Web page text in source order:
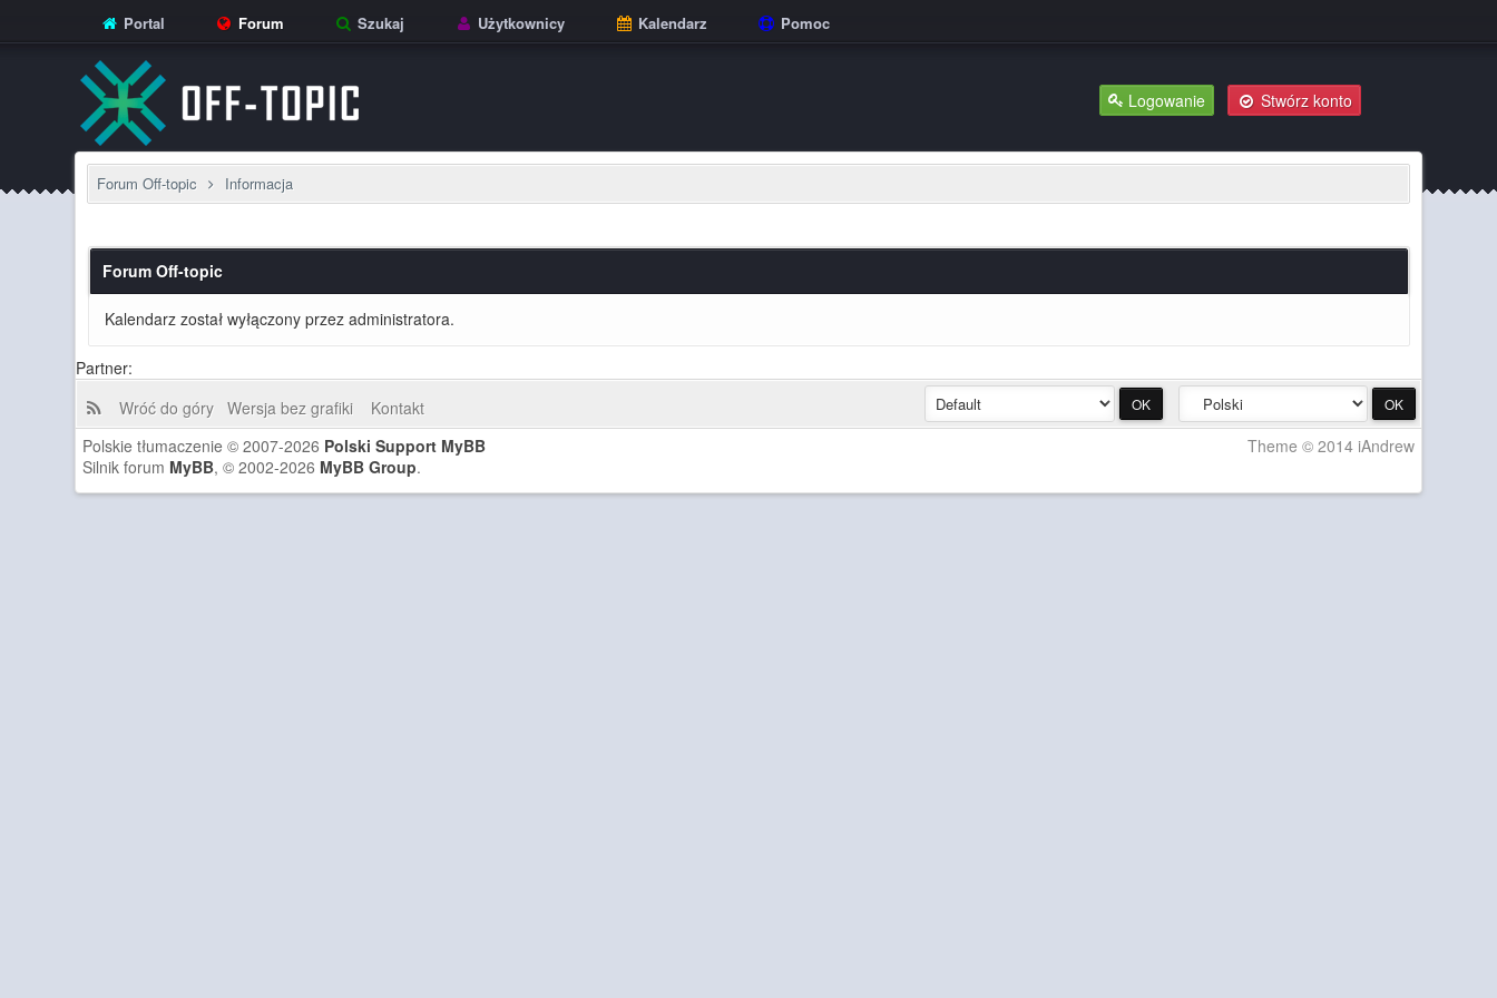
Portal Forum Szukaj Użytkownicy Kalendarz Pomoc
Logowanie Stwórz konto
Forum Off-topic Informacja
Forum Off-topic
Kalendarz został wyłączony przez administratora.
Partner:
Wróć do góry Wersja bez grafiki
Kontakt
Theme © 2014 iAndrew
Polskie tłumaczenie © 2007-2026 Polski Support MyBB
Silnik forum MyBB, © 2002-2026 MyBB Group.